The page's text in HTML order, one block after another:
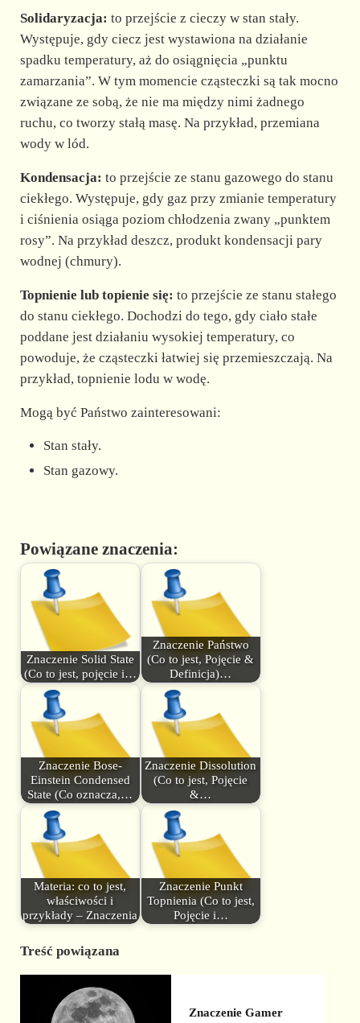
Solidaryzacja: to przejście z cieczy w stan stały.
Występuje, gdy ciecz jest wystawiona na działanie
spadku temperatury, aż do osiągnięcia „punktu
zamarzania”. W tym momencie cząsteczki są tak mocno
związane ze sobą, że nie ma między nimi żadnego
ruchu, co tworzy stałą masę. Na przykład, przemiana
wody w lód.
Kondensacja: to przejście ze stanu gazowego do stanu
ciekłego. Występuje, gdy gaz przy zmianie temperatury
i ciśnienia osiąga poziom chłodzenia zwany „punktem
rosy”. Na przykład deszcz, produkt kondensacji pary
wodnej (chmury).
Topnienie lub topienie się: to przejście ze stanu stałego
do stanu ciekłego. Dochodzi do tego, gdy ciało stałe
poddane jest działaniu wysokiej temperatury, co
powoduje, że cząsteczki łatwiej się przemieszczają. Na
przykład, topnienie lodu w wodę.
Mogą być Państwo zainteresowani:
Stan stały.
Stan gazowy.
Powiązane znaczenia:
Znaczenie Solid State
(Co to jest, pojęcie i…
Znaczenie Państwo
(Co to jest, Pojęcie &
Definicja)…
Znaczenie Bose-
Einstein Condensed
State (Co oznacza,…
Znaczenie Dissolution
(Co to jest, Pojęcie
&…
Materia: co to jest,
właściwości i
przykłady – Znaczenia
Znaczenie Punkt
Topnienia (Co to jest,
Pojęcie i…
Treść powiązana
Znaczenie Gamer